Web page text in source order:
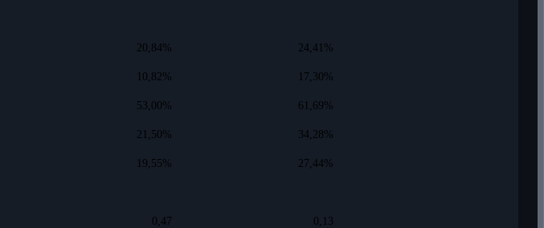
20,84% 24,41%
10,82% 17,30%
53,00% 61,69%
21,50% 34,28%
19,55% 27,44%
0,47 0,13